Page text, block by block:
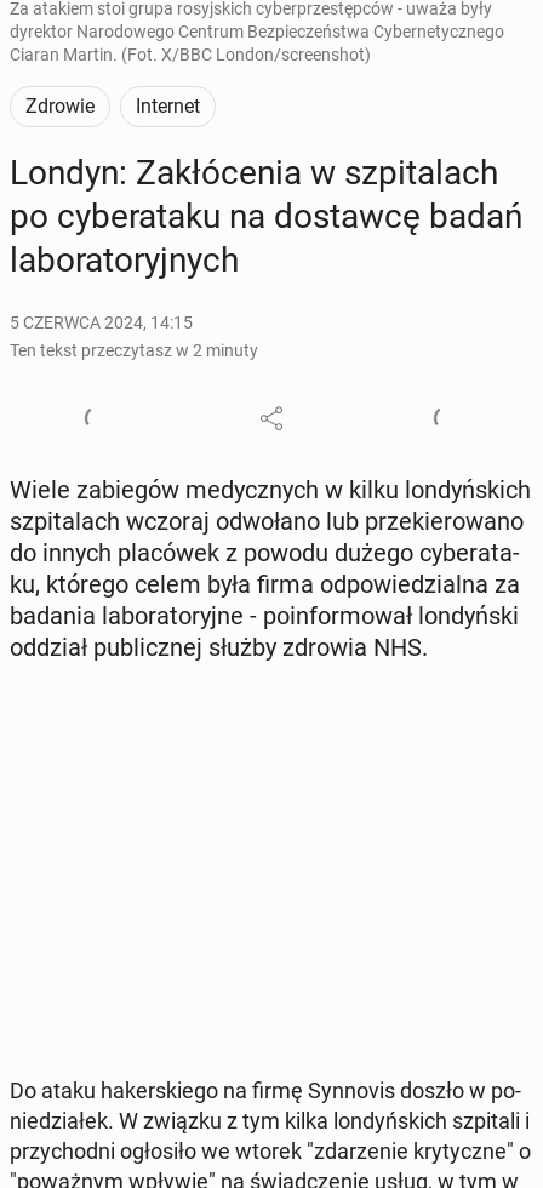
Za atakiem stoi grupa rosyjskich cyberprzestępców - uważa były
dyrektor Narodowego Centrum Bezpieczeństwa Cybernetycznego
Ciaran Martin. (Fot. X/BBC London/screenshot)
Zdrowie Internet
Londyn: Za­kłó­ce­nia w szpi­ta­lach
po cy­be­ra­ta­ku na do­staw­cę badań
la­bo­ra­to­ryj­nych
5 CZERWCA 2024, 14:15
Ten tekst przeczytasz w 2 minuty
Wiele za­bie­gów me­dycz­nych w kilku lon­dyń­skich
szpi­ta­lach wczoraj od­wo­ła­no lub prze­kie­ro­wa­no
do innych pla­có­wek z powodu dużego cy­be­ra­ta­
ku, którego celem była firma od­po­wie­dzial­na za
badania la­bo­ra­to­ryj­ne - po­in­for­mo­wał lon­dyń­ski
oddział pu­blicz­nej służby zdrowia NHS.
Do ataku ha­ker­skie­go na firmę Syn­no­vis doszło w po­
nie­dzia­łek. W związku z tym kilka lon­dyń­skich szpi­ta­li i
przy­chod­ni ogło­si­ło we wtorek "zda­rze­nie kry­tycz­ne" o
"po­waż­nym wpływie" na świad­cze­nie usług, w tym w